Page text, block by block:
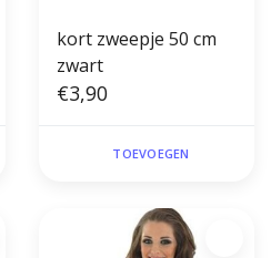
kort zweepje 50 cm
zwart
€3,90
TOEVOEGEN